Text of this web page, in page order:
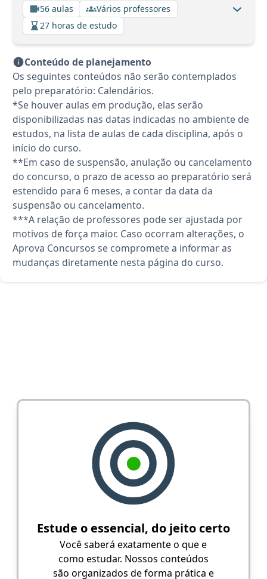
56 aulas
Vários professores
27 horas de estudo
Conteúdo de planejamento
Os seguintes conteúdos não serão contemplados
pelo preparatório: Calendários.
*Se houver aulas em produção, elas serão
disponibilizadas nas datas indicadas no ambiente de
estudos, na lista de aulas de cada disciplina, após o
início do curso.
**Em caso de suspensão, anulação ou cancelamento
do concurso, o prazo de acesso ao preparatório será
estendido para 6 meses, a contar da data da
suspensão ou cancelamento.
***A relação de professores pode ser ajustada por
motivos de força maior. Caso ocorram alterações, o
Aprova Concursos se compromete a informar as
mudanças diretamente nesta página do curso.
Estude o essencial, do jeito certo
Você saberá exatamente o que e
como estudar. Nossos conteúdos
são organizados de forma prática e